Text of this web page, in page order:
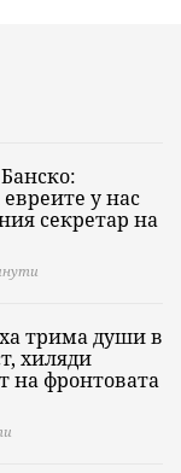
у нас
секретар на
трима души в
хиляди
на фронтовата